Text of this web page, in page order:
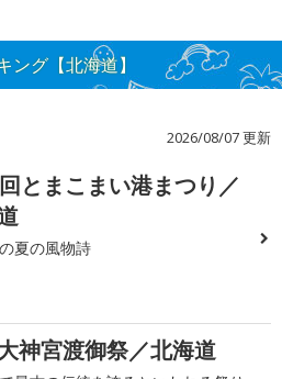
ング【北海道】
2026/08/07 更新
とまこまい港まつり／
夏の風物詩
神宮渡御祭／北海道